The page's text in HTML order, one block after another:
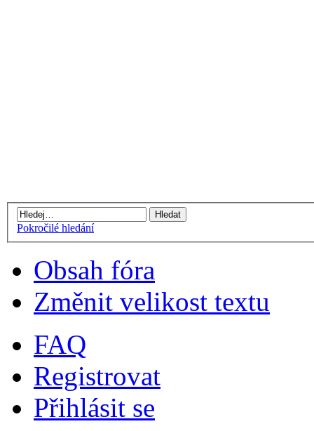
Pokročilé hledání
Obsah fóra
Změnit velikost textu
FAQ
Registrovat
Přihlásit se